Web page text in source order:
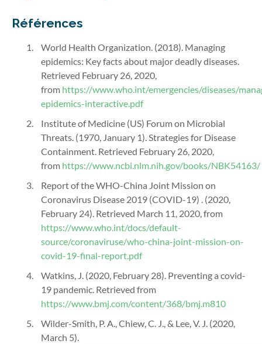
Références
World Health Organization. (2018). Managing
epidemics: Key facts about major deadly diseases.
Retrieved February 26, 2020,
from https://www.who.int/emergencies/diseases/
epidemics-interactive.pdf
Institute of Medicine (US) Forum on Microbial
Threats. (1970, January 1). Strategies for Disease
Containment. Retrieved February 26, 2020,
from https://www.ncbi.nlm.nih.gov/books/NBK54163/
Report of the WHO-China Joint Mission on
Coronavirus Disease 2019 (COVID-19) . (2020,
February 24). Retrieved March 11, 2020, from
https://www.who.int/docs/default-
source/coronaviruse/who-china-joint-mission-on-
covid-19-final-report.pdf
Watkins, J. (2020, February 28). Preventing a covid-
19 pandemic. Retrieved from
https://www.bmj.com/content/368/bmj.m810
Wilder-Smith, P. A., Chiew, C. J., & Lee, V. J. (2020,
March 5).